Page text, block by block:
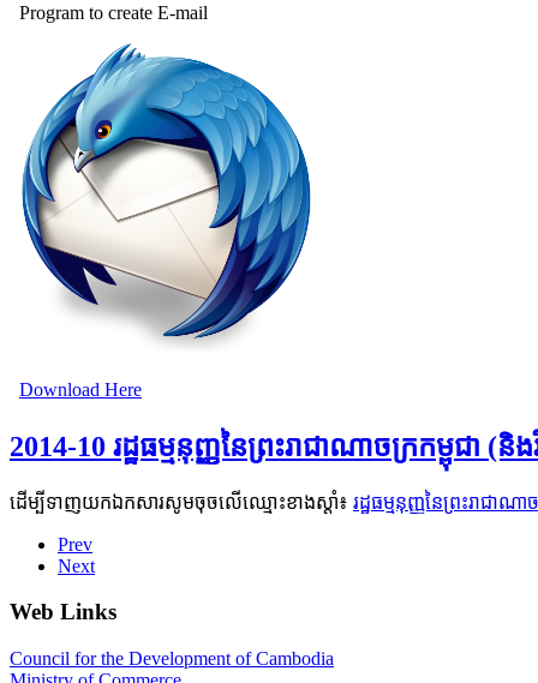
Program to create E-mail
Download Here
2014-10 រដ្ឋធម្មនុញ្ញនៃព្រះរាជាណាចក្រកម្ពុជា
ដើម្បីទាញយកឯកសារសូមចុចលើឈ្មោះខាងស្តាំ៖ រដ្ឋធម្មនុញ្ញនៃព្រះរាជា
Prev
Next
Web Links
Council for the Development of Cambodia